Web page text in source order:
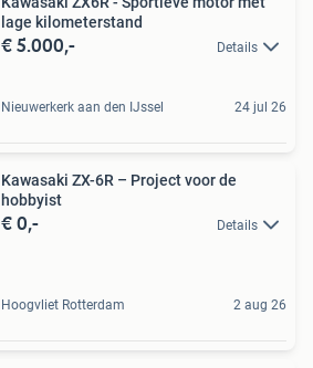
lage kilometerstand
€ 5.000,- Details
Nieuwerkerk aan den IJssel 24 jul 26
Kawasaki ZX-6R – Project voor de
hobbyist
€ 0,- Details
Hoogvliet Rotterdam 2 aug 26